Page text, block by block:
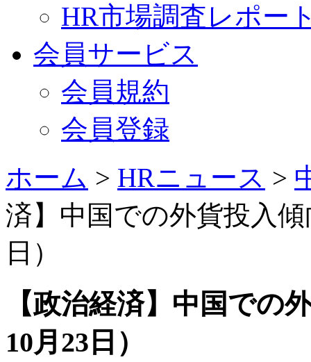
HR市場調査レポー
会員サービス
会員規約
会員登録
ホーム > HRニュース >
済】中国での外貨投入
日）
【政治経済】中国での
10月23日）